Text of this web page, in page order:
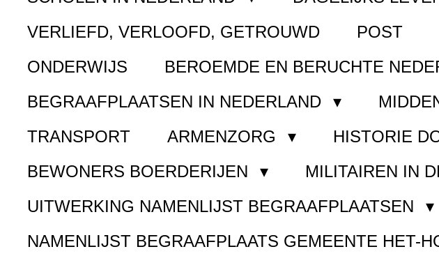
VERLIEFD, VERLOOFD, GETROUWD
POST
ONDERWIJS
BEROEMDE EN BERUCHTE
BEGRAAFPLAATSEN IN NEDERLAND
TRANSPORT
ARMENZORG
HISTORIE
BEWONERS BOERDERIJEN
MILITAIREN IN
UITWERKING NAMENLIJST BEGRAAFPLAATSEN
NAMENLIJST BEGRAAFPLAATS GEMEENTE HET-